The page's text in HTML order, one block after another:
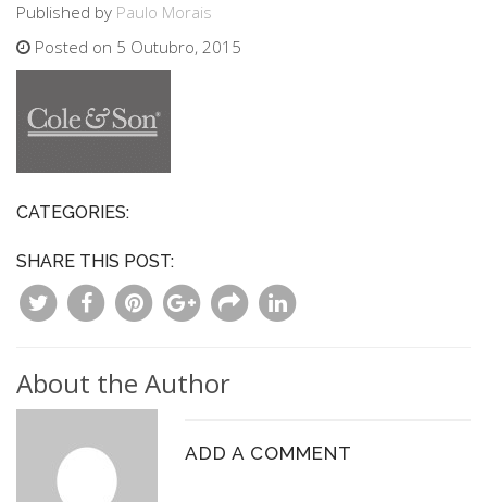
Published by Paulo Morais
Posted on 5 Outubro, 2015
CATEGORIES:
SHARE THIS POST:
About the Author
ADD A COMMENT